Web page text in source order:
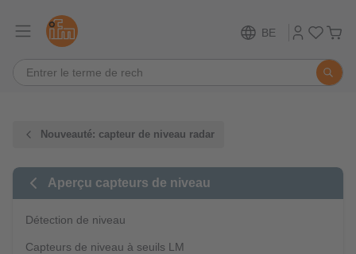
BE
Nouveauté: capteur de niveau radar
Aperçu capteurs de niveau
Détection de niveau
Capteurs de niveau à seuils LM